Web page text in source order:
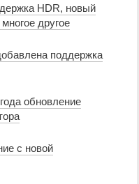
HDR, новый
другое
поддержка
обновление
с новой